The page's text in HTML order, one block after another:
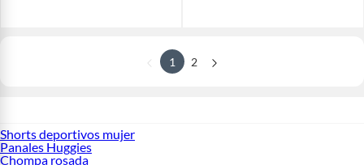
1 2
Shorts deportivos mujer
Panales Huggies
Chompa rosada